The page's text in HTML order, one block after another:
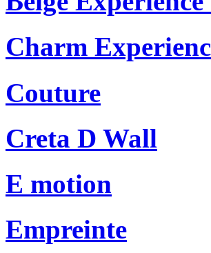
Charm
Couture
Creta D Wall
E motion
Empreinte